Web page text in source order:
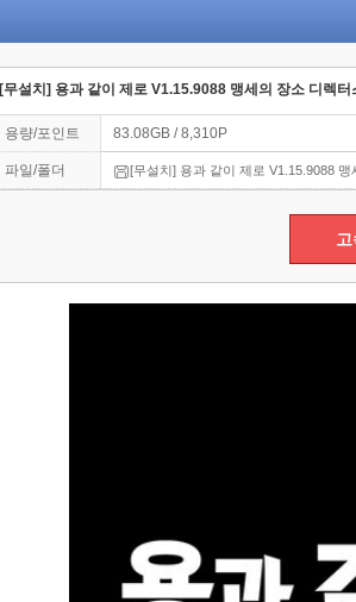
[무설치] 용과 같이 제로 V1.15.9088 맹세의 장소 디렉터
용량/포인트 83.08GB / 8,310P
파일/폴더 [무설치] 용과 같이 제로 V1.15.9088